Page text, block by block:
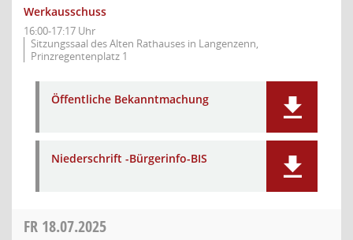
Werkausschuss
16:00-17:17 Uhr
Sitzungssaal des Alten Rathauses in Langenzenn,
Prinzregentenplatz 1
Öffentliche Bekanntmachung
Niederschrift -Bürgerinfo-BIS
FR 18.07.2025